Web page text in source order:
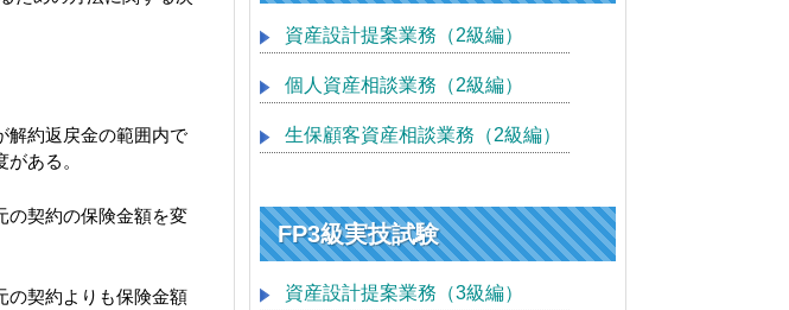
解約返戻金の範囲内で
ある。
の契約の保険金額を変
の契約よりも保険金額
資産設計提案業務（2級編）
個人資産相談業務（2級編）
生保顧客資産相談業務（2級編）
FP3級実技試験
資産設計提案業務（3級編）